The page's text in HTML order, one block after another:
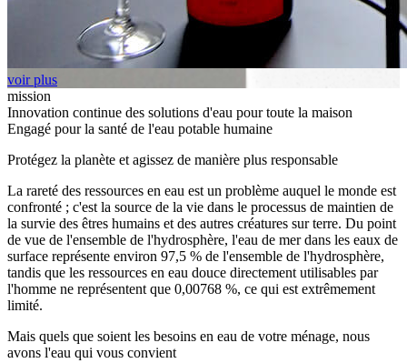
voir plus
mission
Innovation continue des solutions d'eau pour toute la maison
Engagé pour la santé de l'eau potable humaine
Protégez la planète et agissez de manière plus responsable
La rareté des ressources en eau est un problème auquel le monde est
confronté ; c'est la source de la vie dans le processus de maintien de
la survie des êtres humains et des autres créatures sur terre. Du point
de vue de l'ensemble de l'hydrosphère, l'eau de mer dans les eaux de
surface représente environ 97,5 % de l'ensemble de l'hydrosphère,
tandis que les ressources en eau douce directement utilisables par
l'homme ne représentent que 0,00768 %, ce qui est extrêmement
limité.
Mais quels que soient les besoins en eau de votre ménage, nous
avons l'eau qui vous convient